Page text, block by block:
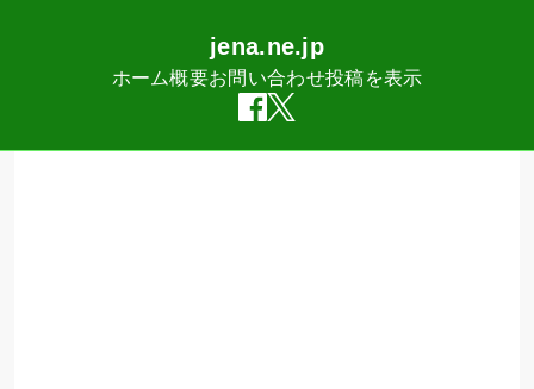
jena.ne.jp
ホーム概要お問い合わせ投稿を表示